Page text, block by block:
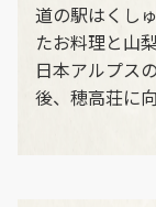
道の駅はくし
たお料理と山
日本アルプス
後、穂高荘に